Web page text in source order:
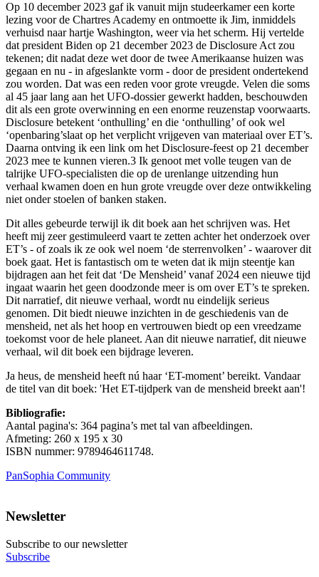
Op 10 december 2023 gaf ik vanuit mijn studeerkamer een korte
lezing voor de Chartres Academy en ontmoette ik Jim, inmiddels
verhuisd naar hartje Washington, weer via het scherm. Hij vertelde
dat president Biden op 21 december 2023 de Disclosure Act zou
tekenen; dit nadat deze wet door de twee Amerikaanse huizen was
gegaan en nu - in afgeslankte vorm - door de president ondertekend
zou worden. Dat was een reden voor grote vreugde. Velen die soms
al 45 jaar lang aan het UFO-dossier gewerkt hadden, beschouwden
dit als een grote overwinning en een enorme reuzenstap voorwaarts.
Disclosure betekent ‘onthulling’ en die ‘onthulling’ of ook wel
‘openbaring’slaat op het verplicht vrijgeven van materiaal over ET’s.
Daarna ontving ik een link om het Disclosure-feest op 21 december
2023 mee te kunnen vieren.3 Ik genoot met volle teugen van de
talrijke UFO-specialisten die op de urenlange uitzending hun
verhaal kwamen doen en hun grote vreugde over deze ontwikkeling
niet onder stoelen of banken staken.
Dit alles gebeurde terwijl ik dit boek aan het schrijven was. Het
heeft mij zeer gestimuleerd vaart te zetten achter het onderzoek over
ET’s - of zoals ik ze ook wel noem ‘de sterrenvolken’ - waarover dit
boek gaat. Het is fantastisch om te weten dat ik mijn steentje kan
bijdragen aan het feit dat ‘De Mensheid’ vanaf 2024 een nieuwe tijd
ingaat waarin het geen doodzonde meer is om over ET’s te spreken.
Dit narratief, dit nieuwe verhaal, wordt nu eindelijk serieus
genomen. Dit biedt nieuwe inzichten in de geschiedenis van de
mensheid, net als het hoop en vertrouwen biedt op een vreedzame
toekomst voor de hele planeet. Aan dit nieuwe narratief, dit nieuwe
verhaal, wil dit boek een bijdrage leveren.
Ja heus, de mensheid heeft nú haar ‘ET-moment’ bereikt. Vandaar
de titel van dit boek: 'Het ET-tijdperk van de mensheid breekt aan'!
Bibliografie:
Aantal pagina's: 364 pagina’s met tal van afbeeldingen.
Afmeting: 260 x 195 x 30
ISBN nummer: 9789464611748.
PanSophia Community
Newsletter
Subscribe to our newsletter
Subscribe